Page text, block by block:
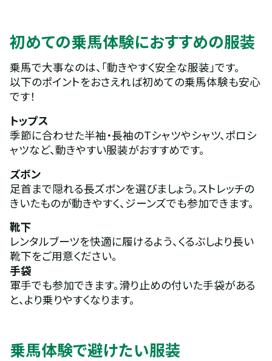
初めての乗馬体験におすすめの服装
乗馬で大事なのは、「動きやすく安全な服装」です。
以下のポイントをおさえれば初めての乗馬体験も安心
です！
トップス
季節に合わせた半袖・長袖のTシャツやシャツ、ポロシ
ャツなど、動きやすい服装がおすすめです。
ズボン
足首まで隠れる長ズボンを選びましょう。ストレッチの
きいたものが動きやすく、ジーンズでも参加できます。
靴下
レンタルブーツを快適に履けるよう、くるぶしより長い
靴下をご用意ください。
手袋
軍手でも参加できます。滑り止めの付いた手袋がある
と、より乗りやすくなります。
乗馬体験で避けたい服装